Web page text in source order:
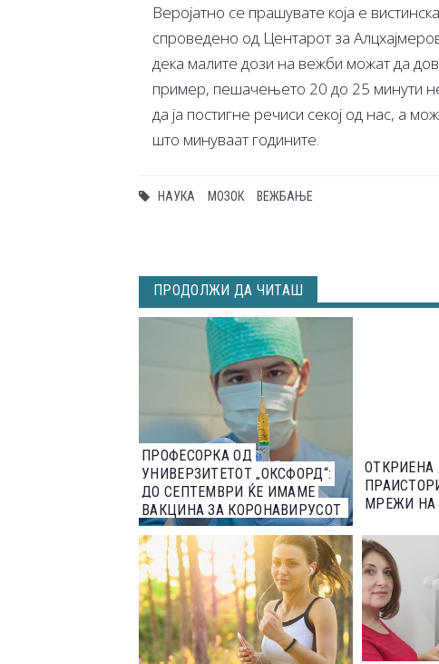
Веројатно се прашувате која е
спроведено од Центарот за
дека малите дози на вежби можат да
пример, пешачењето 20 до 25 минути
да ја постигне речиси секој од нас, а
што минуваат годините.
НАУКА МОЗОК ВЕЖБАЊЕ
ПРОДОЛЖИ ДА ЧИТАШ
ПРОФЕСОРКА ОД
УНИВЕРЗИТЕТОТ „ОКСФОРД“:
ДО СЕПТЕМВРИ ЌЕ ИМАМЕ
ВАКЦИНА ЗА КОРОНАВИРУСОТ
МРЕЖИ НА